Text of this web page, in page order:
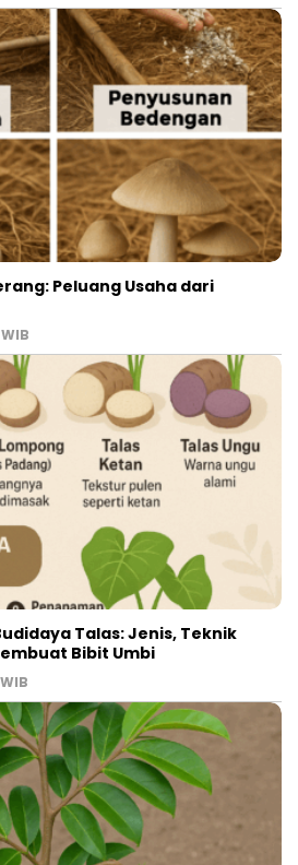
Peluang Usaha dari
Talas: Jenis, Teknik
Bibit Umbi